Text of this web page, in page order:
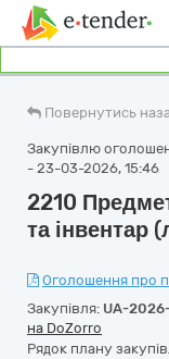
Повернутись
Закупівлю
- 23-03-2026, 15:46
2210
та інвентар
Оголошення про
Закупівля: UA-
на DoZorro
Рядок плану